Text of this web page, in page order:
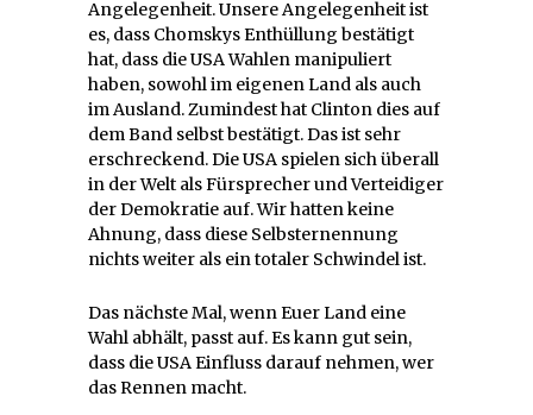
Angelegenheit. Unsere Angelegenheit ist
es, dass Chomskys Enthüllung bestätigt
hat, dass die USA Wahlen manipuliert
haben, sowohl im eigenen Land als auch
im Ausland. Zumindest hat Clinton dies auf
dem Band selbst bestätigt. Das ist sehr
erschreckend. Die USA spielen sich überall
in der Welt als Fürsprecher und Verteidiger
der Demokratie auf. Wir hatten keine
Ahnung, dass diese Selbsternennung
nichts weiter als ein totaler Schwindel ist.
Das nächste Mal, wenn Euer Land eine
Wahl abhält, passt auf. Es kann gut sein,
dass die USA Einfluss darauf nehmen, wer
das Rennen macht.